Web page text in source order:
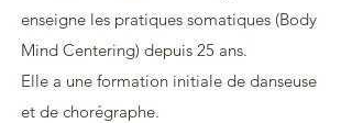
enseigne les pratiques somatiques (Body
Mind Centering) depuis 25 ans.
Elle a une formation initiale de danseuse
et de chorégraphe.